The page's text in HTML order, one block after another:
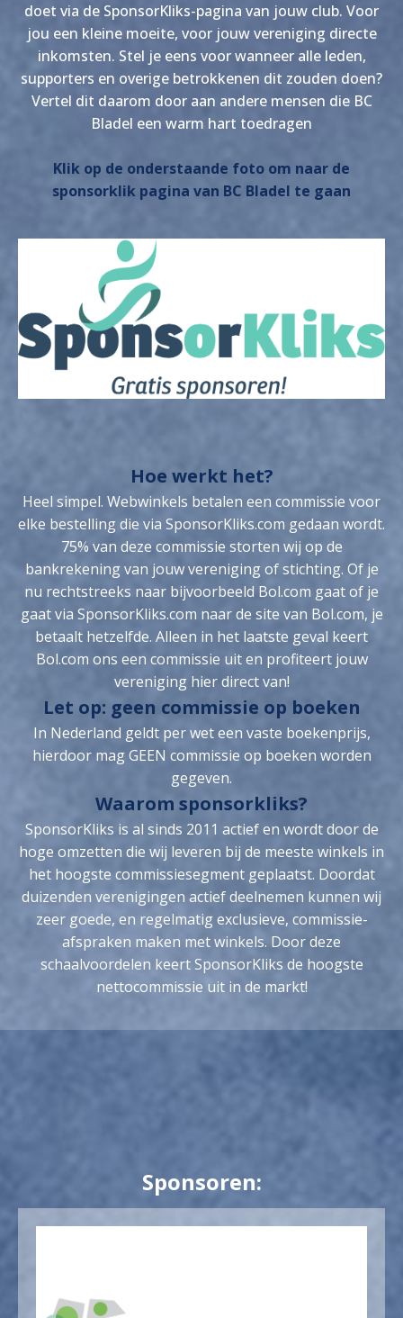
doet via de SponsorKliks-pagina van jouw club. Voor
jou een kleine moeite, voor jouw vereniging directe
inkomsten. Stel je eens voor wanneer alle leden,
supporters en overige betrokkenen dit zouden doen?
Vertel dit daarom door aan andere mensen die BC
Bladel een warm hart toedragen
Klik op de onderstaande foto om naar de
sponsorklik pagina van BC Bladel te gaan
Hoe werkt het?
Heel simpel. Webwinkels betalen een commissie voor
elke bestelling die via SponsorKliks.com gedaan wordt.
75% van deze commissie storten wij op de
bankrekening van jouw vereniging of stichting. Of je
nu rechtstreeks naar bijvoorbeeld Bol.com gaat of je
gaat via SponsorKliks.com naar de site van Bol.com, je
betaalt hetzelfde. Alleen in het laatste geval keert
Bol.com ons een commissie uit en profiteert jouw
vereniging hier direct van!
Let op: geen commissie op boeken
In Nederland geldt per wet een vaste boekenprijs,
hierdoor mag GEEN commissie op boeken worden
gegeven.
Waarom sponsorkliks?
SponsorKliks is al sinds 2011 actief en wordt door de
hoge omzetten die wij leveren bij de meeste winkels in
het hoogste commissiesegment geplaatst. Doordat
duizenden verenigingen actief deelnemen kunnen wij
zeer goede, en regelmatig exclusieve, commissie-
afspraken maken met winkels. Door deze
schaalvoordelen keert SponsorKliks de hoogste
nettocommissie uit in de markt!
Sponsoren: